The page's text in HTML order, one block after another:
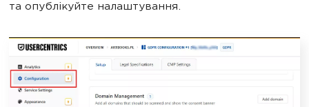
та опублікуйте налаштування.